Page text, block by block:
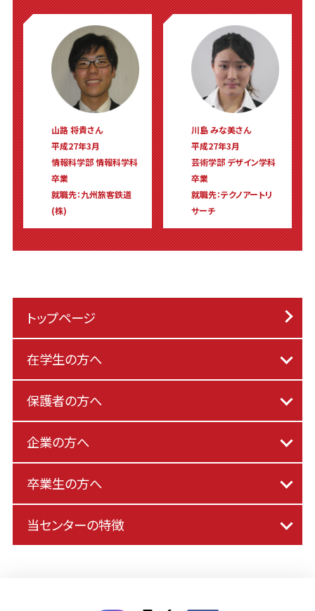
山路 将貴さん
平成27年3月
情報科学部 情報科学科
卒業
就職先：九州旅客鉄道
(株)
川島 みな美さん
平成27年3月
芸術学部 デザイン学科
卒業
就職先：テクノアートリ
サーチ
トップページ
在学生の方へ
保護者の方へ
企業の方へ
卒業生の方へ
当センターの特徴